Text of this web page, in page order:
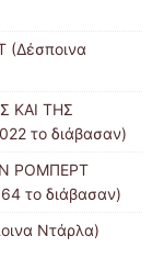
ΚΑΙ ΤΗΣ
το διάβασαν)
ΡΟΜΠΕΡΤ
το διάβασαν)
Ντάρλα)